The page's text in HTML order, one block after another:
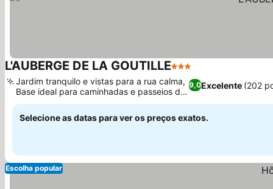
L'AUBERGE DE LA GOUTILLE3 Estrelas
9,0Excelente (202
Jardim tranquilo e vistas para a rua calma,
Base ideal para caminhadas e passeios de
bicicleta
Selecione as datas para ver os preços exatos.
Escolha popular